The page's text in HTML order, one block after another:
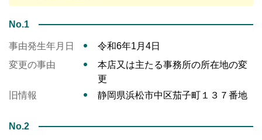
No.1
事由発生年月日
令和6年1月4日
変更の事由
本店又は主たる事務所の所在地の変
更
旧情報
静岡県浜松市中区茄子町１３７番地
No.2